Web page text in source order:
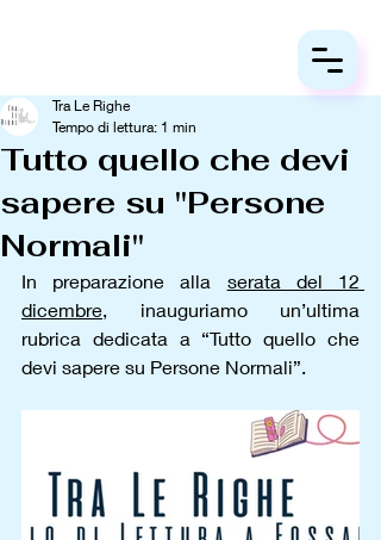
Tutto quello che devi
sapere su "Persone
Normali"
Tra Le Righe
Tempo di lettura: 1 min
In preparazione alla serata del 12
dicembre, inauguriamo un’ultima
rubrica dedicata a “Tutto quello che
devi sapere su Persone Normali”.